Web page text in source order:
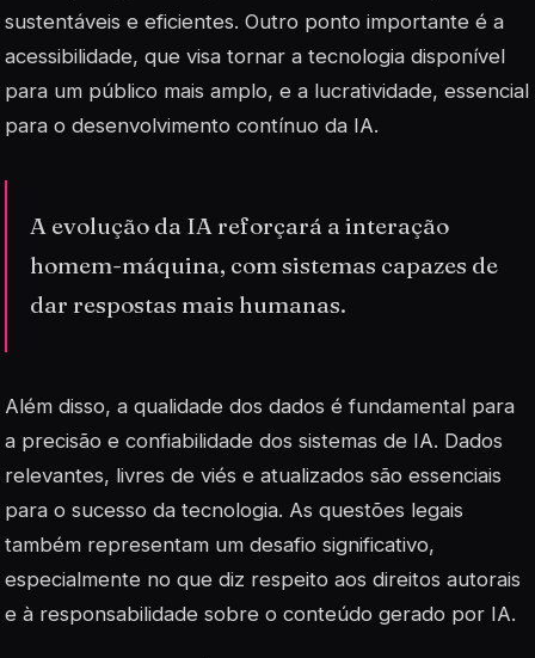
sustentáveis e eficientes. Outro ponto importante é a
acessibilidade, que visa tornar a tecnologia disponível
para um público mais amplo, e a lucratividade, essencial
para o desenvolvimento contínuo da IA.
A evolução da IA reforçará a interação
homem-máquina, com sistemas capazes de
dar respostas mais humanas.
Além disso, a qualidade dos dados é fundamental para
a precisão e confiabilidade dos sistemas de IA. Dados
relevantes, livres de viés e atualizados são essenciais
para o sucesso da tecnologia. As questões legais
também representam um desafio significativo,
especialmente no que diz respeito aos direitos autorais
e à responsabilidade sobre o conteúdo gerado por IA.